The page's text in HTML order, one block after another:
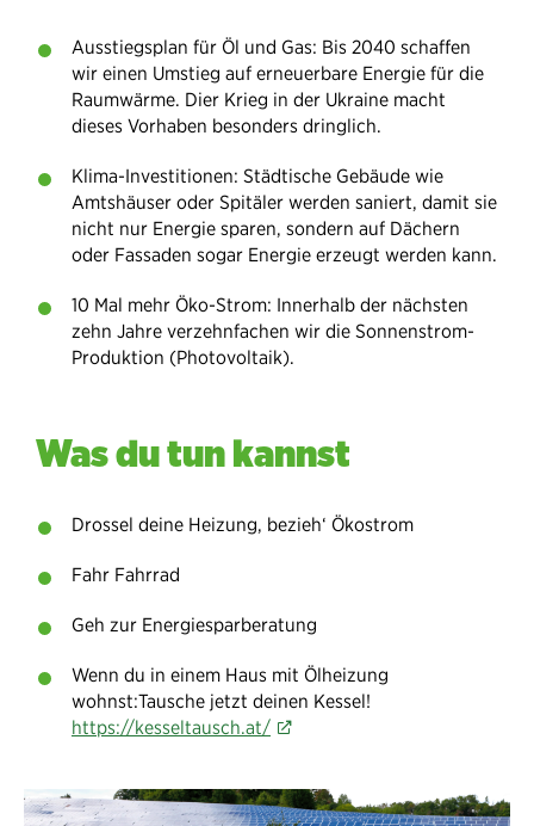
Ausstiegsplan für Öl und Gas: Bis 2040 schaffen
wir einen Umstieg auf erneuerbare Energie für die
Raumwärme. Dier Krieg in der Ukraine macht
dieses Vorhaben besonders dringlich.
Klima-Investitionen: Städtische Gebäude wie
Amtshäuser oder Spitäler werden saniert, damit sie
nicht nur Energie sparen, sondern auf Dächern
oder Fassaden sogar Energie erzeugt werden kann.
10 Mal mehr Öko-Strom: Innerhalb der nächsten
zehn Jahre verzehnfachen wir die Sonnenstrom-
Produktion (Photovoltaik).
Was du tun kannst
Drossel deine Heizung, bezieh‘ Ökostrom
Fahr Fahrrad
Geh zur Energiesparberatung
Wenn du in einem Haus mit Ölheizung
wohnst:Tausche jetzt deinen Kessel!
https://kesseltausch.at/